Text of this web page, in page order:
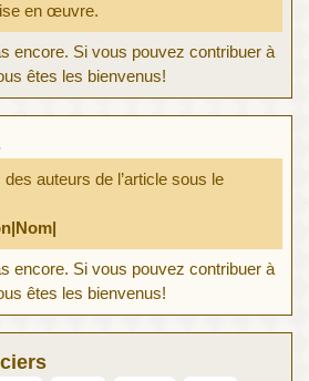
en œuvre.
encore. Si vous pouvez contribuer à
êtes les bienvenus!
auteurs de l’article sous le
encore. Si vous pouvez contribuer à
êtes les bienvenus!